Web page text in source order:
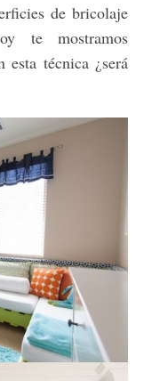
de bricolaje
te mostramos
técnica ¿será